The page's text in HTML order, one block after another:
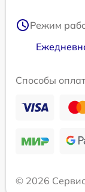
Режим
Способы
© 2026